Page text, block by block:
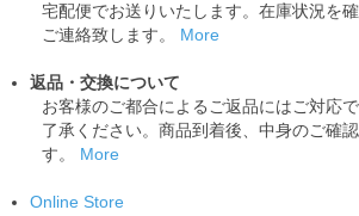
宅配便でお送りいたします。在庫状況を
ご連絡致します。 More
返品・交換について
お客様のご都合によるご返品にはご対応
了承ください。商品到着後、中身のご確
す。 More
Online Store